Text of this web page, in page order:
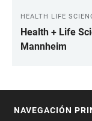
HEALTH LIFE
Health + Life
Mannheim
NAVEGACIÓN